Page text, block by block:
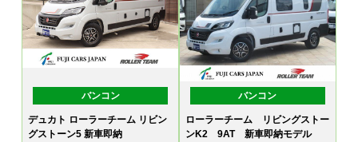
バンコン
デュカト ローラーチーム リビン
グストーン5 新車即納
バンコン
ローラーチーム リビングストー
ンK2 9AT 新車即納モデル